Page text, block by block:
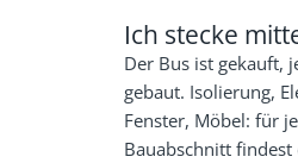
Ich stecke
Der Bus ist gekauft,
gebaut. Isolierung,
Fenster, Möbel: für
Bauabschnitt findest